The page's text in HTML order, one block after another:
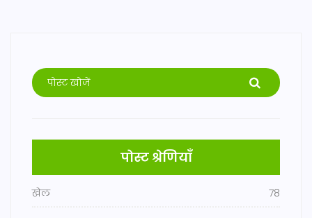
पोस्ट श्रेणियाँ
खेल 78